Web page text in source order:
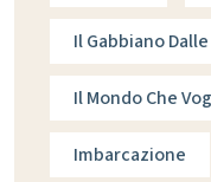
Il Gabbiano
Il Mondo Che
Imbarcazione